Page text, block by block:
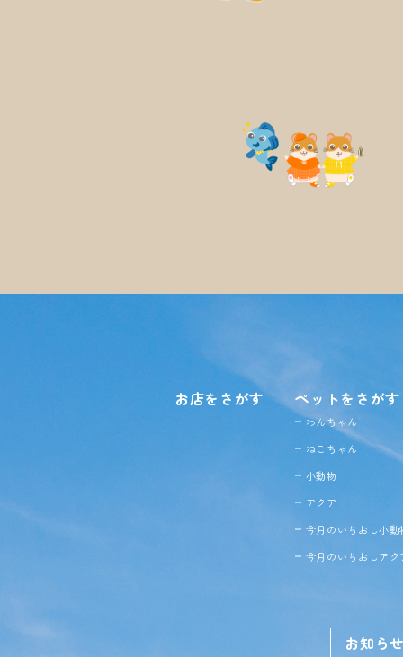
お店をさがす ペットをさがす
わんちゃん
ねこちゃん
小動物
アクア
今月のいちおし小動
今月のいちおしアク
お知ら